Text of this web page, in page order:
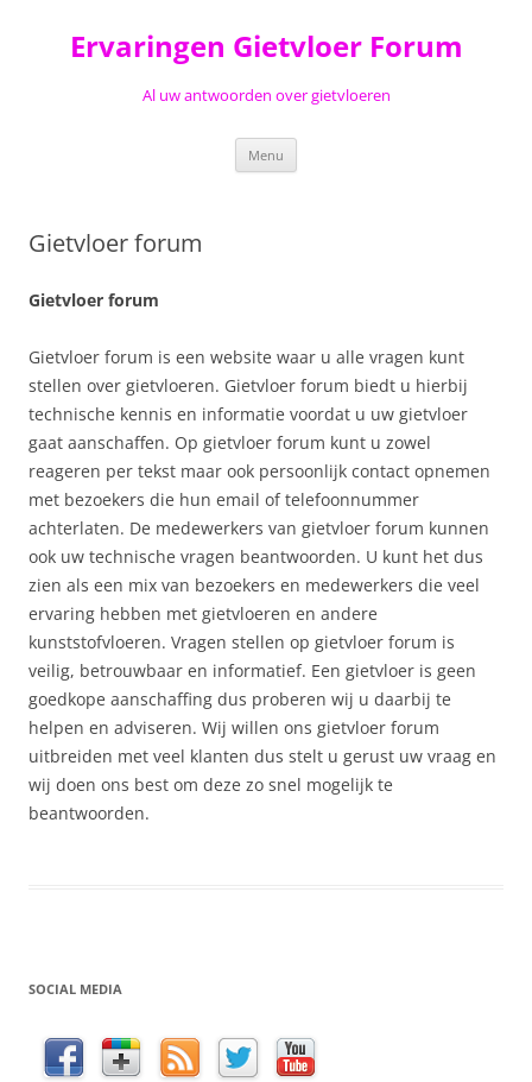
inhoudErvaringen Gietvloer Forum
Al uw antwoorden over gietvloeren
Menu
Gietvloer forum
Gietvloer forum
Gietvloer forum is een website waar u alle vragen kunt
stellen over gietvloeren. Gietvloer forum biedt u hierbij
technische kennis en informatie voordat u uw gietvloer
gaat aanschaffen. Op gietvloer forum kunt u zowel
reageren per tekst maar ook persoonlijk contact opnemen
met bezoekers die hun email of telefoonnummer
achterlaten. De medewerkers van gietvloer forum kunnen
ook uw technische vragen beantwoorden. U kunt het dus
zien als een mix van bezoekers en medewerkers die veel
ervaring hebben met gietvloeren en andere
kunststofvloeren. Vragen stellen op gietvloer forum is
veilig, betrouwbaar en informatief. Een gietvloer is geen
goedkope aanschaffing dus proberen wij u daarbij te
helpen en adviseren. Wij willen ons gietvloer forum
uitbreiden met veel klanten dus stelt u gerust uw vraag en
wij doen ons best om deze zo snel mogelijk te
beantwoorden.
SOCIAL MEDIA